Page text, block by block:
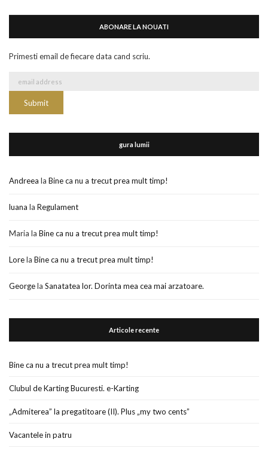
ABONARE LA NOUATI
Primesti email de fiecare data cand scriu.
gura lumii
Andreea la Bine ca nu a trecut prea mult timp!
luana la Regulament
Maria la Bine ca nu a trecut prea mult timp!
Lorela Bine ca nu a trecut prea mult timp!
Georgela Sanatatea lor. Dorinta mea cea mai arzatoare.
Articole recente
Bine ca nu a trecut prea mult timp!
Clubul de Karting Bucuresti. e-Karting
„Admiterea” la pregatitoare (II). Plus „my two cents”
Vacantele in patru